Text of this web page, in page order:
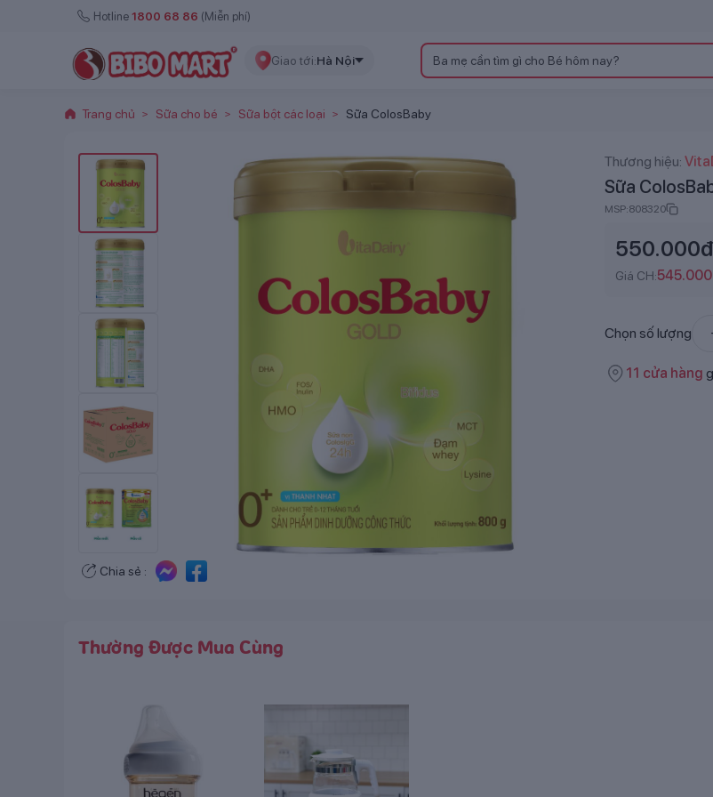
Hotline 1800 68 86 (Miễn phí)
Giao tới:Hà Nội
Trang chủ > Sữa cho bé > Sữa bột các loại > Sữa ColosBaby
Chia sẻ :
Thương hiệu:
Sữa
MSP:808320
550.000đ
Giá CH:545.000
Chọn số lượng
11 cửa hàng
Thường Được Mua Cùng